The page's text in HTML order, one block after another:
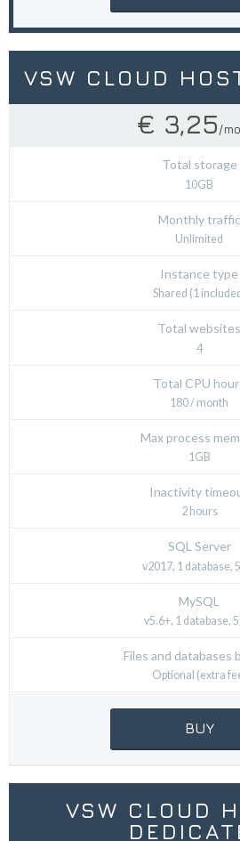
VSW CLOUD
€ 3,25/
Total storage
10GB
Monthly traffic
Unlimited
Instance type
Shared (1
Total websites
4
Total CPU
180 / month
Max process
1GB
Inactivity
2 hours
SQL Server
v2017, 1 database,
MySQL
v5.6+, 1 database,
Files and databases
Optional (extra
BUY
VSW CLOUD